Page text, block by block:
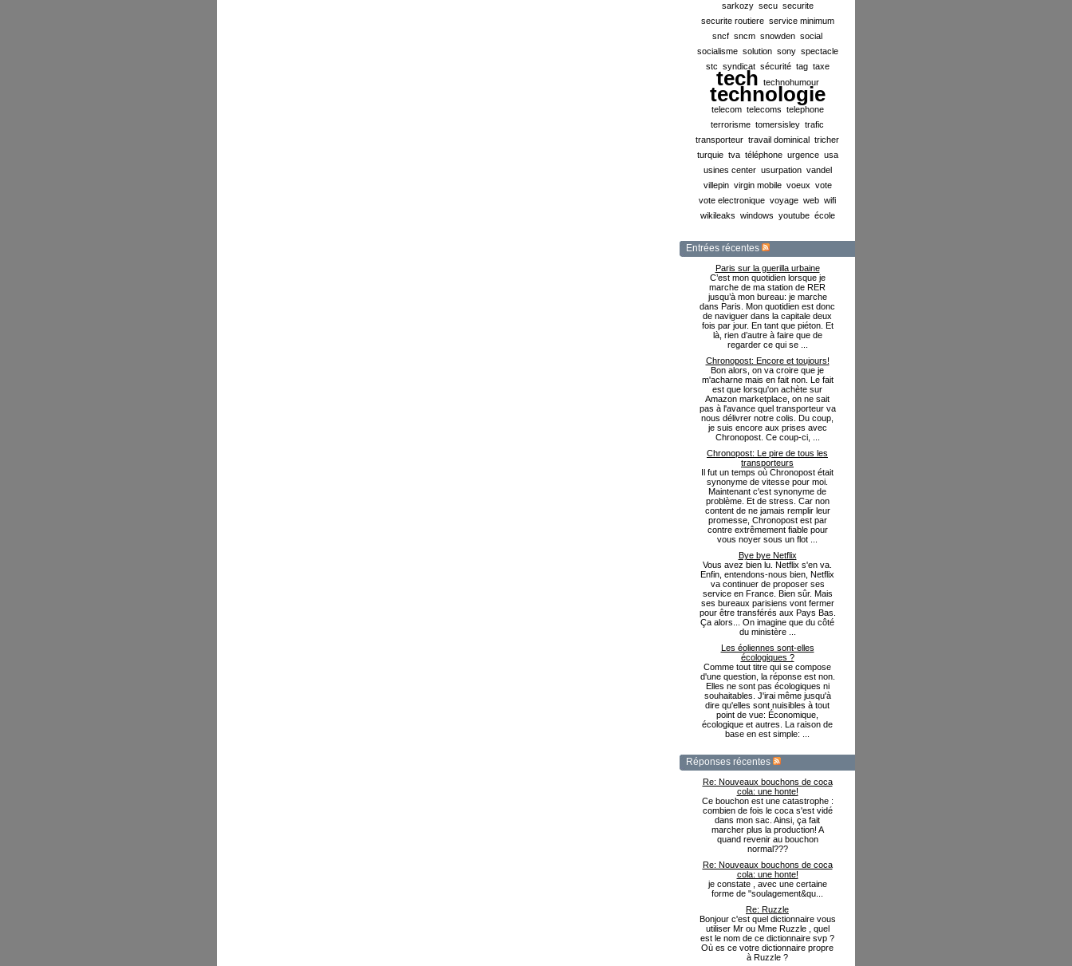
sarkozy secu securite
securite routiere service minimum
sncf sncm snowden social
socialisme solution sony spectacle
stc syndicat sécurité tag taxe
tech technohumour
technologie
telecom telecoms telephone
terrorisme tomersisley trafic
transporteur travail dominical tricher
turquie tva téléphone urgence usa
usines center usurpation vandel
villepin virgin mobile voeux vote
vote electronique voyage web wifi
wikileaks windows youtube école
Entrées récentes
Paris sur la guerilla urbaine
C’est mon quotidien lorsque je
marche de ma station de RER
jusqu’à mon bureau: je marche
dans Paris. Mon quotidien est donc
de naviguer dans la capitale deux
fois par jour. En tant que piéton. Et
là, rien d’autre à faire que de
regarder ce qui se ...
Chronopost: Encore et toujours!
Bon alors, on va croire que je
m'acharne mais en fait non. Le fait
est que lorsqu'on achète sur
Amazon marketplace, on ne sait
pas à l'avance quel transporteur va
nous délivrer notre colis. Du coup,
je suis encore aux prises avec
Chronopost. Ce coup-ci, ...
Chronopost: Le pire de tous les
transporteurs
Il fut un temps où Chronopost était
synonyme de vitesse pour moi.
Maintenant c'est synonyme de
problème. Et de stress. Car non
content de ne jamais remplir leur
promesse, Chronopost est par
contre extrêmement fiable pour
vous noyer sous un flot ...
Bye bye Netflix
Vous avez bien lu. Netflix s'en va.
Enfin, entendons-nous bien, Netflix
va continuer de proposer ses
service en France. Bien sûr. Mais
ses bureaux parisiens vont fermer
pour être transférés aux Pays Bas.
Ça alors... On imagine que du côté
du ministère ...
Les éoliennes sont-elles
écologiques ?
Comme tout titre qui se compose
d'une question, la réponse est non.
Elles ne sont pas écologiques ni
souhaitables. J'irai même jusqu'à
dire qu'elles sont nuisibles à tout
point de vue: Économique,
écologique et autres. La raison de
base en est simple: ...
Réponses récentes
Re: Nouveaux bouchons de coca
cola: une honte!
Ce bouchon est une catastrophe :
combien de fois le coca s'est vidé
dans mon sac. Ainsi, ça fait
marcher plus la production! A
quand revenir au bouchon
normal???
Re: Nouveaux bouchons de coca
cola: une honte!
je constate , avec une certaine
forme de "soulagement&qu...
Re: Ruzzle
Bonjour c'est quel dictionnaire vous
utiliser Mr ou Mme Ruzzle , quel
est le nom de ce dictionnaire svp ?
Où es ce votre dictionnaire propre
à Ruzzle ?